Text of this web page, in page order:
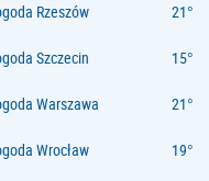
Rzeszów
Szczecin
Warszawa
Wrocław